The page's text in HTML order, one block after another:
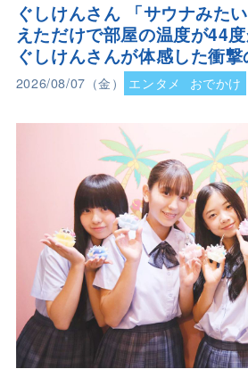
ぐしけんさん 「サウナみた
えただけで部屋の温度が44
ぐしけんさんが体感した衝
2026/08/07（金） エンタメ おでかけ